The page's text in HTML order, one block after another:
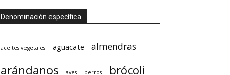
Denominación específica
aceites vegetales aguacate almendras
arándanos aves berros brócoli